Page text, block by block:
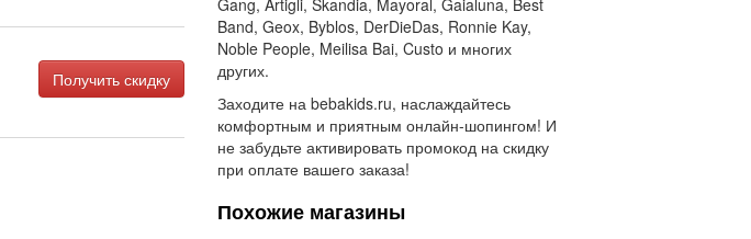
Получить скидку
Gang, Artigli, Skandia, Mayoral, Gaialuna, Best
Band, Geox, Byblos, DerDieDas, Ronnie Kay,
Noble People, Meilisa Bai, Custo и многих
других.
Заходите на bebakids.ru, наслаждайтесь
комфортным и приятным онлайн-шопингом! И
не забудьте активировать промокод на скидку
при оплате вашего заказа!
Похожие магазины